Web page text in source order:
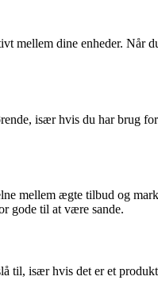
mellem dine enheder. Når
især hvis du har brug
mellem ægte tilbud og
gode til at være sande.
til, især hvis det er et